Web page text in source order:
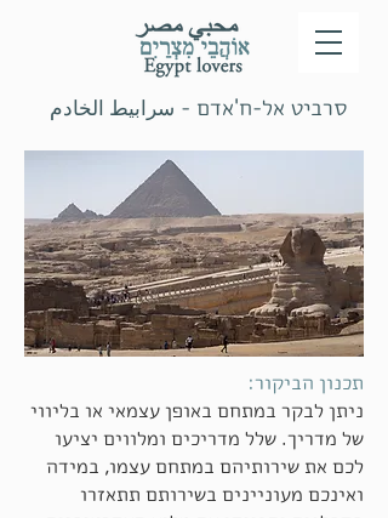
סרביט אל-ח'אדם - سرابيط الخادم
תכנון הביקור:
ניתן לבקר במתחם באופן עצמאי או בליווי
של מדריך. שלל מדריכים ומלווים יציעו
לכם את שירותיהם במתחם עצמו, במידה
ואינכם מעוניינים בשירותם תתאזרו